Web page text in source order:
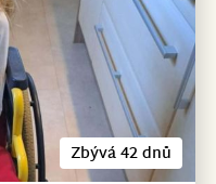
Zbývá 42 dnů